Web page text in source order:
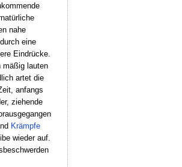
nahe
eine
Eindrücke.
mäßig lauten
artet die
anfangs
ziehende
Krämpfe
wieder auf.